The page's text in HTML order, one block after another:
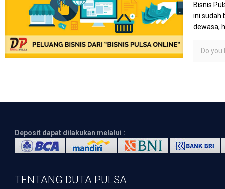
Bisnis
ini sudah
dewasa,
Do you
Deposit dapat dilakukan melalui :
TENTANG DUTA PULSA